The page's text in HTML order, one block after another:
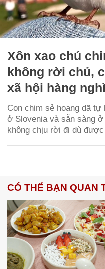
Xôn xao chú
không rời chủ,
xã hội hàng
Con chim sẻ hoang dã tự
ở Slovenia và sẵn sàng
không chịu rời đi dù
CÓ THỂ BẠN QUAN